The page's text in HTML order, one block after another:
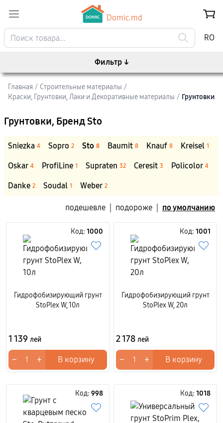
Domic.md
RO
Главная / Строительные материалы /
Краски, Грунтовки, Лаки и Декоративные материалы / Грунтовки
Грунтовки, Бренд Sto
Sniezka 4 Sopro 2 Sto 8 Baumit 8 Knauf 8 Kreisel 1
Oskar 4 ProfiLine 1 Supraten 32 Ceresit 3 Policolor 4
Danke 2 Soudal 1 Weber 2
подешевле подороже по умолчанию
Код: 1000
Гидрофобизирующий грунт
StoPlex W, 10л
1 139 лей
− + В корзину
Код: 1001
Гидрофобизирующий грунт
StoPlex W, 20л
2 178 лей
− + В корзину
Код: 998 Код: 1018
Фильтр ↓